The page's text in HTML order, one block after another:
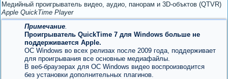
Медийный проигрыватель видео, аудио, панорам и 3D-объктов (QTVR)
Apple QuickTime Player
Примечание.
Проигрыватель QuickTime 7 для Windows больше не
поддерживается Apple.
ОС Windows во всех релизах после 2009 года, поддерживает
для проигрывания все основные медиафайлы.
В веб-браузерах для ОС Windows видео воспроизводится
без установки дополнительных плагинов.